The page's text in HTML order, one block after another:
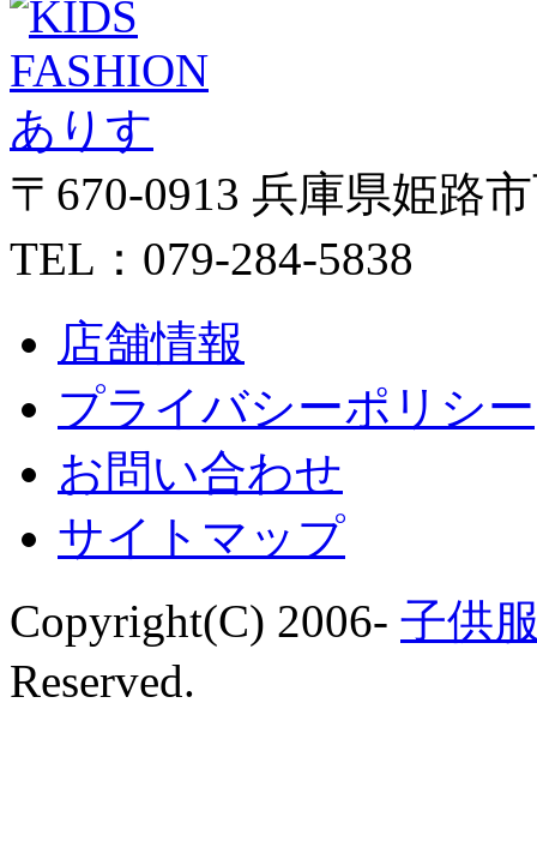
〒670-0913 兵庫県姫路
TEL：079-284-5838
店舗情報
プライバシーポリシー
お問い合わせ
サイトマップ
Copyright(C) 2006- 子供
Reserved.